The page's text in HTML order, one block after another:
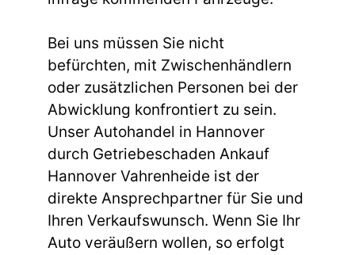
Bei uns müssen Sie nicht
befürchten, mit Zwischenhändlern
oder zusätzlichen Personen bei der
Abwicklung konfrontiert zu sein.
Unser Autohandel in Hannover
durch Getriebeschaden Ankauf
Hannover Vahrenheide ist der
direkte Ansprechpartner für Sie und
Ihren Verkaufswunsch. Wenn Sie Ihr
Auto veräußern wollen, so erfolgt